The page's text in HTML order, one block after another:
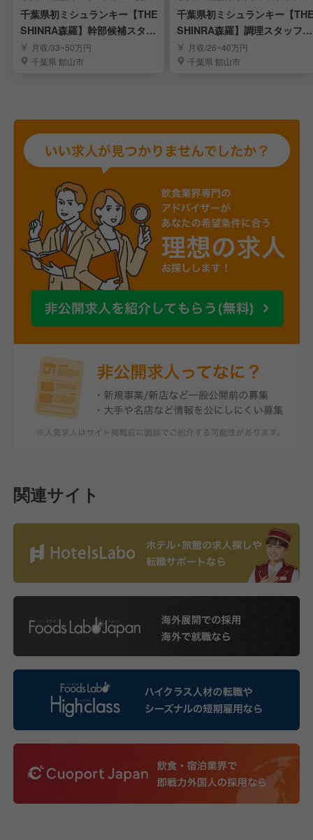
千葉県初ミシュランキー【THE
SHINRA森羅】幹部候補スタッ
フ募集中！
月収/33~50万円
千葉県 館山市
千葉県初ミシュランキー【
SHINRA森羅】調理スタッフ募
集 月収/26~40万円
千葉県 館山市
関連サイト